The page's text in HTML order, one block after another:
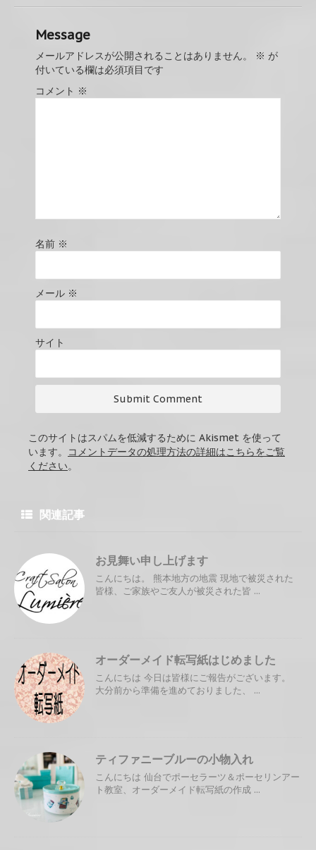
Message
メールアドレスが公開されることはありません。 ※ が
付いている欄は必須項目です
コメント ※
名前 ※
メール ※
サイト
このサイトはスパムを低減するために Akismet を使って
います。
コメントデータの処理方法の詳細はこちらをご覧
ください。
関連記事
お見舞い申し上げます
こんにちは。 熊本地方の地震 現地で被災された
皆様、ご家族やご友人が被災された皆 ...
オーダーメイド転写紙はじめました
こんにちは 今日は皆様にご報告がございます。
大分前から準備を進めておりました、 ...
ティファニーブルーの小物入れ
こんにちは 仙台でポーセラーツ＆ポーセリンアー
ト教室、オーダーメイド転写紙の作成 ...